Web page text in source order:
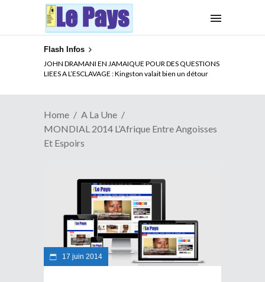
Flash Infos
JOHN DRAMANI EN JAMAIQUE POUR DES QUESTIONS
LIEES A L’ESCLAVAGE : Kingston valait bien un détour
ELECTION DE TALON A LA TETE DU SENAT BENINOIS :
Quand Patrice quitte le pouvoir sans partir !
Home
A La Une
MONDIAL 2014 L’Afrique Entre Angoisses
Et Espoirs
17 juin 2014